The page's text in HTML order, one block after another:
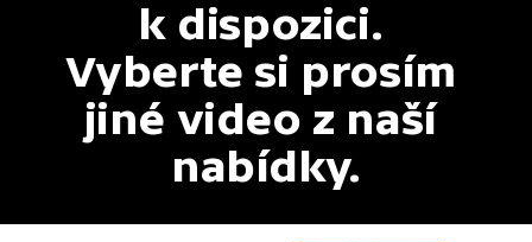
k dispozici.
Vyberte si prosím
jiné video z naší
nabídky.